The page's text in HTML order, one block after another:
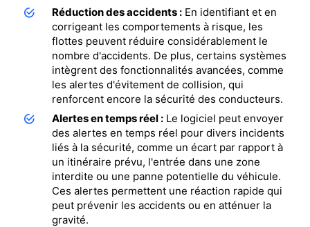
Réduction des accidents : En identifiant et en
corrigeant les comportements à risque, les
flottes peuvent réduire considérablement le
nombre d'accidents. De plus, certains systèmes
intègrent des fonctionnalités avancées, comme
les alertes d'évitement de collision, qui
renforcent encore la sécurité des conducteurs.
Alertes en temps réel : Le logiciel peut envoyer
des alertes en temps réel pour divers incidents
liés à la sécurité, comme un écart par rapport à
un itinéraire prévu, l'entrée dans une zone
interdite ou une panne potentielle du véhicule.
Ces alertes permettent une réaction rapide qui
peut prévenir les accidents ou en atténuer la
gravité.